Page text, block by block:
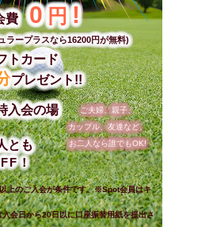
費 0 円 !
ラープラスなら16200円が無料)
トカード
プレゼント!!
入会の場
とも
！
ご夫婦、親子、
カップル、友達など、
お二人なら誰でもOK!
上のご入会が条件です。※Spot会員はキ
会日から20日以に口座振替用紙を提出さ